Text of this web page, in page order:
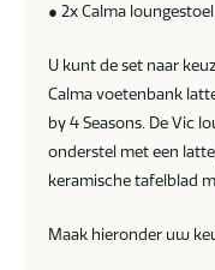
● 2x Calma
U kunt de set naar
Calma voetenbank
by 4 Seasons. De Vic
onderstel met een
keramische tafelblad
Maak hieronder uw